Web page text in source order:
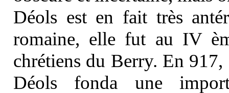
Déols est en fait très
romaine, elle fut au IV
chrétiens du Berry. En
Déols fonda une